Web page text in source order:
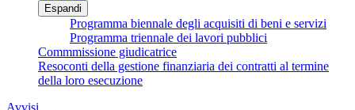
Espandi
Programma biennale degli acquisiti di beni e servizi
Programma triennale dei lavori pubblici
Commmissione giudicatrice
Resoconti della gestione finanziaria dei contratti al termine
della loro esecuzione
Avvisi